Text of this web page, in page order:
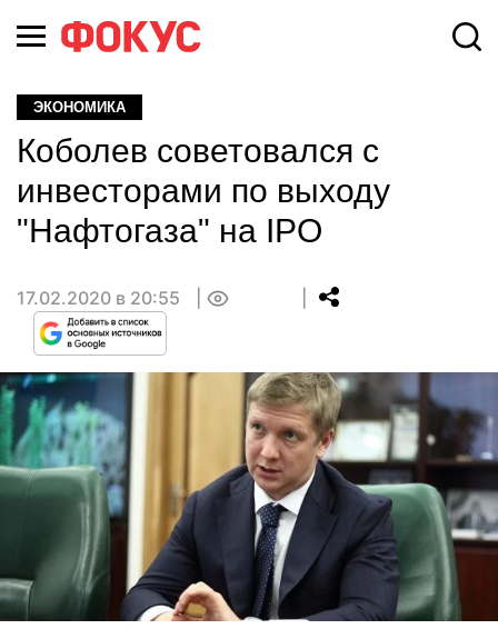
ЭКОНОМИКА
Коболев советовался с
инвесторами по выходу
"Нафтогаза" на IPO
17.02.2020 в 20:55